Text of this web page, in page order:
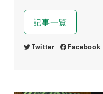
記事一覧
Twitter Facebook